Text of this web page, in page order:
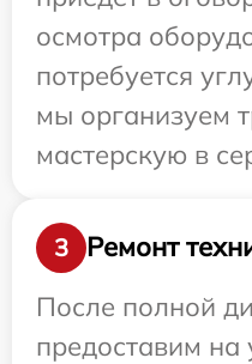
осмотра
потребуется
мы организуем
мастерскую в
3
Ремонт
После полной
предоставим на